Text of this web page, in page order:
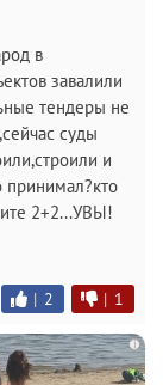
в
завалили
тендеры не
суды
и
принимал?кто
2+2...УВЫ!
| 2 | 1
i